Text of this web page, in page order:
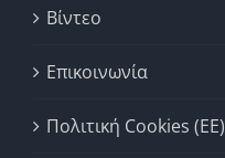
Βίντεο
Επικοινωνία
Πολιτική Cookies (ΕΕ)